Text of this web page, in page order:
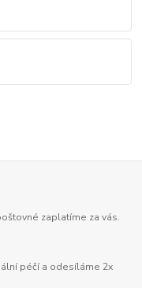
zaplatíme za vás.
péčí a odesíláme 2x